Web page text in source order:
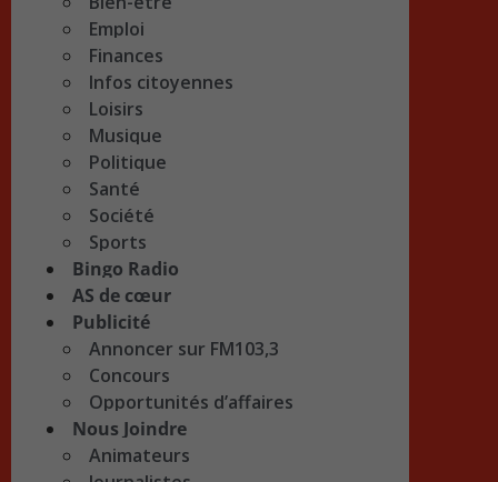
Emploi
Finances
Infos citoyennes
Loisirs
Musique
Politique
Santé
Société
Sports
Bingo Radio
AS de cœur
Publicité
Annoncer sur FM103,3
Concours
Opportunités d’affaires
Nous Joindre
Animateurs